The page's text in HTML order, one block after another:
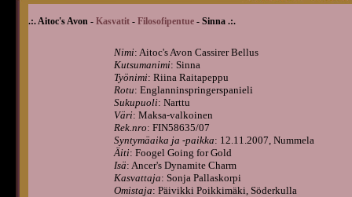
.:. Aitoc's Avon - Kasvatit - Filosofipentue - Sinna .:.
Nimi: Aitoc's Avon Cassirer Bellus
Kutsumanimi: Sinna
Työnimi: Riina Raitapeppu
Rotu: Englanninspringerspanieli
Sukupuoli: Narttu
Väri: Maksa-valkoinen
Rek.nro: FIN58635/07
Syntymäaika ja -paikka: 12.11.2007, Nummela
Äiti: Foogel Going for Gold
Isä: Ancer's Dynamite Charm
Kasvattaja: Sonja Pallaskorpi
Omistaja: Päivikki Poikkimäki, Söderkulla